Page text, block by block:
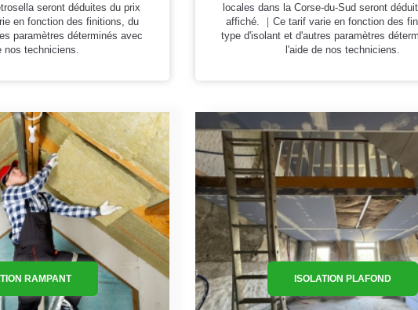
seront déduites du prix
en fonction des finitions, du
paramètres déterminés avec
nos techniciens.
locales dans la Corse-du-Sud seront
affiché. ｜Ce tarif varie en fonction des
type d'isolant et d'autres paramètres
l'aide de nos techniciens.
RAMPANT ISOLATION PLAFOND